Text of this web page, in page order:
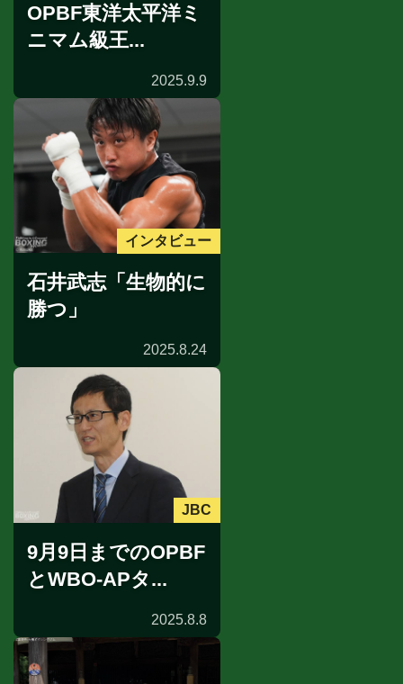
OPBF東洋太平洋ミ
ニマム級王...
2025.9.9
インタビュー
石井武志「生物的に
勝つ」
2025.8.24
JBC
9月9日までのOPBF
とWBO-APタ...
2025.8.8